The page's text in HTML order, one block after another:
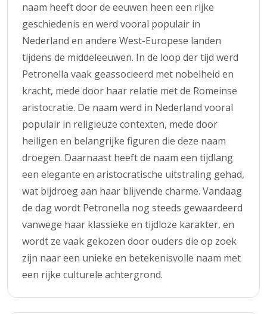
naam heeft door de eeuwen heen een rijke
geschiedenis en werd vooral populair in
Nederland en andere West-Europese landen
tijdens de middeleeuwen. In de loop der tijd werd
Petronella vaak geassocieerd met nobelheid en
kracht, mede door haar relatie met de Romeinse
aristocratie. De naam werd in Nederland vooral
populair in religieuze contexten, mede door
heiligen en belangrijke figuren die deze naam
droegen. Daarnaast heeft de naam een tijdlang
een elegante en aristocratische uitstraling gehad,
wat bijdroeg aan haar blijvende charme. Vandaag
de dag wordt Petronella nog steeds gewaardeerd
vanwege haar klassieke en tijdloze karakter, en
wordt ze vaak gekozen door ouders die op zoek
zijn naar een unieke en betekenisvolle naam met
een rijke culturele achtergrond.